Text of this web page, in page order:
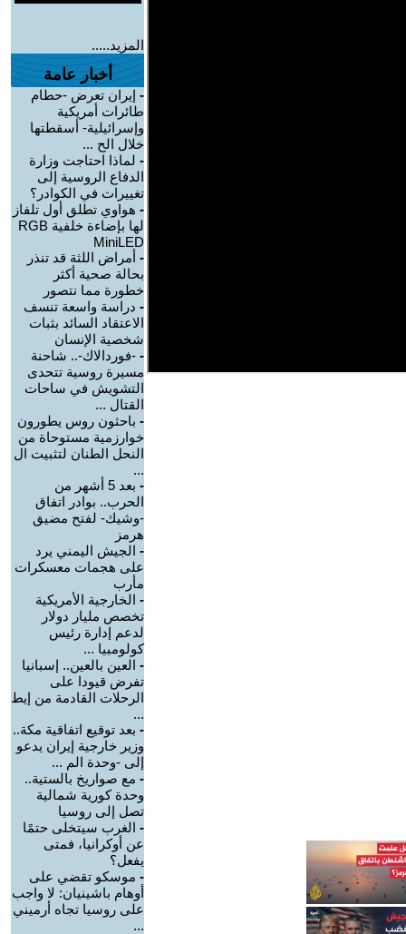
المزيد.....
أخبار عامة
- إيران تعرض -حطام
طائرات أمريكية
وإسرائيلية- أسقطتها
خلال الح ...
- لماذا احتاجت وزارة
الدفاع الروسية إلى
تغييرات في الكوادر؟
- هواوي تطلق أول تلفاز
لها بإضاءة خلفية RGB
MiniLED
- أمراض اللثة قد تنذر
بحالة صحية أكثر
خطورة مما نتصور
- دراسة واسعة تنسف
الاعتقاد السائد بثبات
شخصية الإنسان
- -فوردالاك-.. شاحنة
مسيرة روسية تتحدى
التشويش في ساحات
القتال ...
- باحثون روس يطورون
خوارزمية مستوحاة من
النحل الطنان لتثبيت ال
...
-
بعد 5 أشهر من
الحرب.. بوادر اتفاق
-وشيك- لفتح مضيق
هرمز
- الجيش اليمني يرد
على هجمات معسكرات
مأرب
- الخارجية الأمريكية
تخصص مليار دولار
لدعم إدارة رئيس
كولومبيا ...
- العين بالعين.. إسبانيا
تفرض قيودا على
الرحلات القادمة من إيط
...
- بعد توقيع اتفاقية مكة..
وزير خارجية إيران يدعو
إلى -وحدة الم ...
- مع صواريخ بالستية..
وحدة كورية شمالية
تصل إلى روسيا
- الغرب سيتخلى حتمًا
عن أوكرانيا، فمتى
يفعل؟
- موسكو تقضي على
أوهام باشينيان: لا واجب
على روسيا تجاه أرميني
...